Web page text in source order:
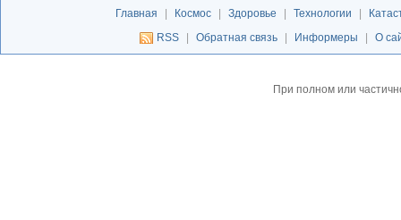
Главная | Космос | Здоровье | Технологии |
RSS
| Обратная связь | Информеры | О
При полном или